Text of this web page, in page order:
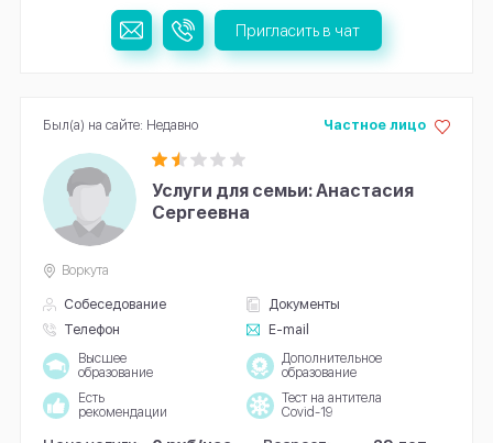
Пригласить в чат
Услуги для семьи: Анастасия
Сергеевна
Собеседование
Документы
Телефон
E-mail
Частное лицо
Воркута
Высшее
образование
Дополнительное
образование
Есть
рекомендации
Тест на антитела
Covid-19
Был(а) на сайте: Недавно